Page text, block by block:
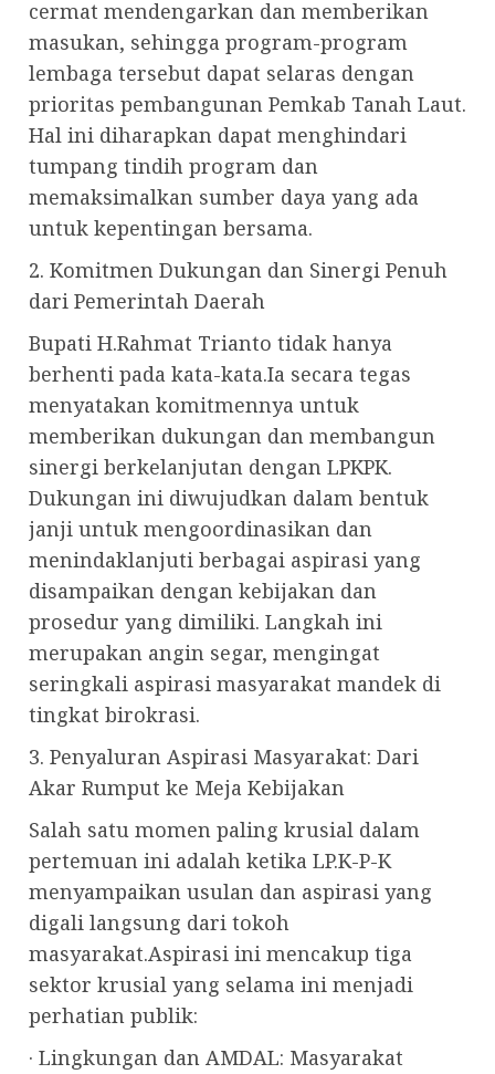
cermat mendengarkan dan memberikan
masukan, sehingga program-program
lembaga tersebut dapat selaras dengan
prioritas pembangunan Pemkab Tanah Laut.
Hal ini diharapkan dapat menghindari
tumpang tindih program dan
memaksimalkan sumber daya yang ada
untuk kepentingan bersama.
2. Komitmen Dukungan dan Sinergi Penuh
dari Pemerintah Daerah
Bupati H.Rahmat Trianto tidak hanya
berhenti pada kata-kata.Ia secara tegas
menyatakan komitmennya untuk
memberikan dukungan dan membangun
sinergi berkelanjutan dengan LPKPK.
Dukungan ini diwujudkan dalam bentuk
janji untuk mengoordinasikan dan
menindaklanjuti berbagai aspirasi yang
disampaikan dengan kebijakan dan
prosedur yang dimiliki. Langkah ini
merupakan angin segar, mengingat
seringkali aspirasi masyarakat mandek di
tingkat birokrasi.
3. Penyaluran Aspirasi Masyarakat: Dari
Akar Rumput ke Meja Kebijakan
Salah satu momen paling krusial dalam
pertemuan ini adalah ketika LP.K-P-K
menyampaikan usulan dan aspirasi yang
digali langsung dari tokoh
masyarakat.Aspirasi ini mencakup tiga
sektor krusial yang selama ini menjadi
perhatian publik:
· Lingkungan dan AMDAL: Masyarakat